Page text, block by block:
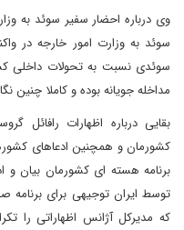
وی درباره احضار سفیر سوئد به
سوئد به وزارت امور خارجه در
سوئدی نسبت به تحولات داخلی
مداخله جویانه بوده و کاملا چنین
بقایی درباره اظهارات رافائل
کشورمان و همچنین ادعاهای
توسط ایران توجیهی برای برنامه
که مدیرکل آژانس اظهاراتی را